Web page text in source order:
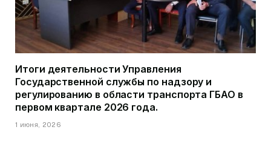
Итоги деятельности Управления
Государственной службы по надзору и
регулированию в области транспорта ГБАО в
первом квартале 2026 года.
1 июня, 2026